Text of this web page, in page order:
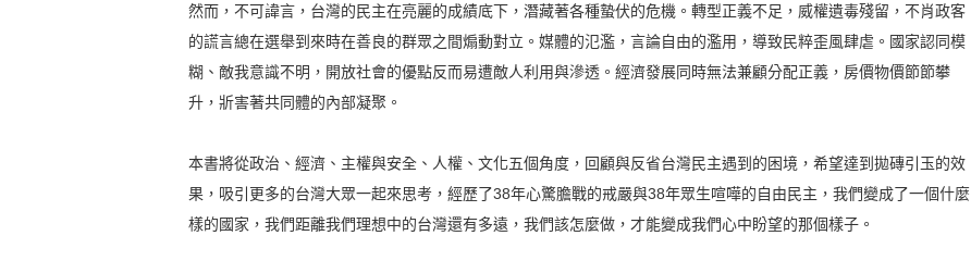
然而，不可諱言，台灣的民主在亮麗的成績底下，潛藏著各種蟄伏的危機。轉型正義不足，威權遺毒殘留，不肖政客
的謊言總在選舉到來時在善良的群眾之間煽動對立。媒體的氾濫，言論自由的濫用，導致民粹歪風肆虐。國家認同模
糊、敵我意識不明，開放社會的優點反而易遭敵人利用與滲透。經濟發展同時無法兼顧分配正義，房價物價節節攀
升，斨害著共同體的內部凝聚。
本書將從政治、經濟、主權與安全、人權、文化五個角度，回顧與反省台灣民主遇到的困境，希望達到拋磚引玉的效
果，吸引更多的台灣大眾一起來思考，經歷了38年心驚膽戰的戒嚴與38年眾生喧嘩的自由民主，我們變成了一個什麼
樣的國家，我們距離我們理想中的台灣還有多遠，我們該怎麼做，才能變成我們心中盼望的那個樣子。